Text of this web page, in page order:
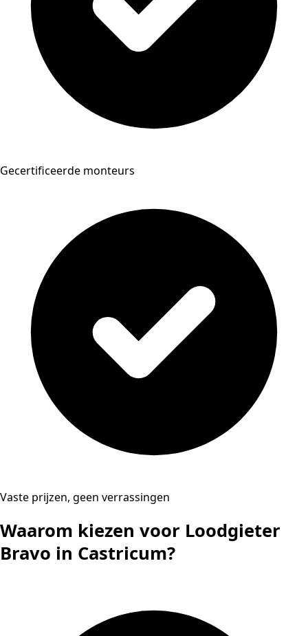
Gecertificeerde monteurs
Vaste prijzen, geen verrassingen
Waarom kiezen voor Loodgieter
Bravo in Castricum?